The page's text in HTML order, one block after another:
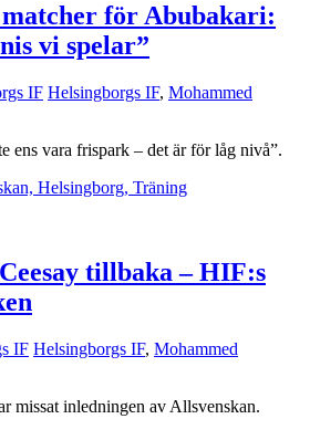
för Abubakari:
vi spelar”
IF Helsingborgs IF, Mohammed
ens vara frispark – det är för låg nivå”.
tillbaka – HIF:s
IF Helsingborgs IF, Mohammed
missat inledningen av Allsvenskan.